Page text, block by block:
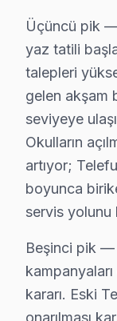
Neden
Avcılar
Avcılar'da
• Avcılar'de
• Avcılar'de
• Termal
Tabii şunu
Telefunken
Avcılar
Anakart
Güç kartı
Üçüncü pik —
yaz tatili
talepleri
gelen akşam
seviyeye
Okulların
artıyor;
boyunca
servis yolunu
Beşinci pik —
kararı. Eski